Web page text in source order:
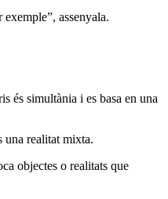
assenyala.
és simultània i es basa en una
una realitat mixta.
objectes o realitats que